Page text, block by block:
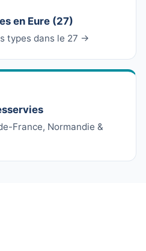
en Eure (27)
types dans le 27 →
France, Normandie &